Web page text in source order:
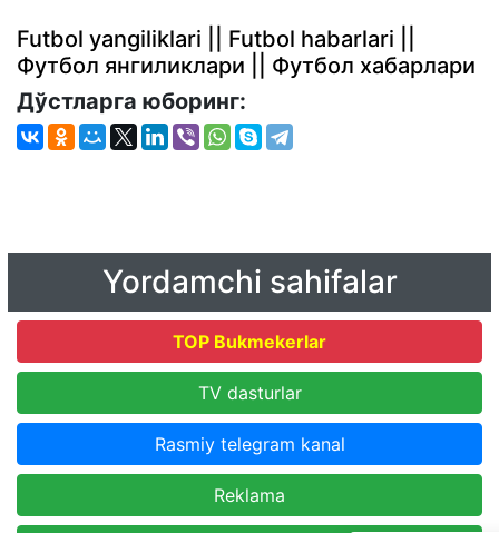
Futbol yangiliklari || Futbol habarlari ||
Футбол янгиликлари || Футбол хабарлари
Дўстларга юборинг:
Yordamchi sahifalar
TOP Bukmekerlar
TV dasturlar
Rasmiy telegram kanal
Reklama